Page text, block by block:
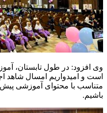
وی افزود: در طول تابستان،
است و امیدواریم امسال شاهد
متناسب با محتوای آموزشی
باشیم.